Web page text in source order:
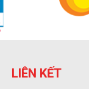
LIÊN KẾT